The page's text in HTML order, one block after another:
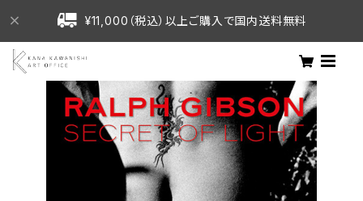
¥11,000（税込）以上ご購入で国内送料無料